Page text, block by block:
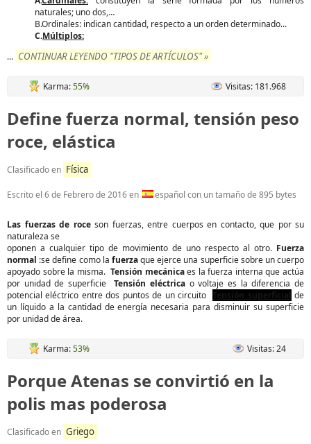
naturales; uno dos,…
B.Ordinales: indican cantidad, respecto a un orden determinado...
C.Múltiplos:
... CONTINUAR LEYENDO "TIPOS DE ARTÍCULOS" »
Karma:55% Visitas: 181.968
Define fuerza normal, tensión peso
roce, elástica
Clasificado en Física
Escrito el 6 de Febrero de 2016en español con un tamaño de 895 bytes
Las fuerzas de roceson fuerzas, entre cuerpos en contacto, que por su
naturaleza se
oponen a cualquier tipo de movimiento de uno respecto al otro. Fuerza
normal :se define como la fuerzaque ejerce una superficie sobre un cuerpo
apoyado sobre la misma. Tensión mecánicaes la fuerza interna que actúa
por unidad de superficieTensión eléctrica o voltaje es la diferencia de
potencial eléctrico entre dos puntos de un circuito
de
un líquido a la cantidad de energía necesaria para disminuir su superficie
por unidad de área.
Karma:53% Visitas: 24
Porque Atenas se convirtió en la
polis mas poderosa
Clasificado en Griego